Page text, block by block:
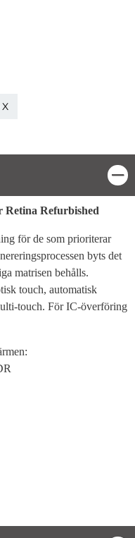
Retina Refurbished
för de som prioriterar
byts det
matrisen behålls.
touch, automatisk
touch. För IC-överföring